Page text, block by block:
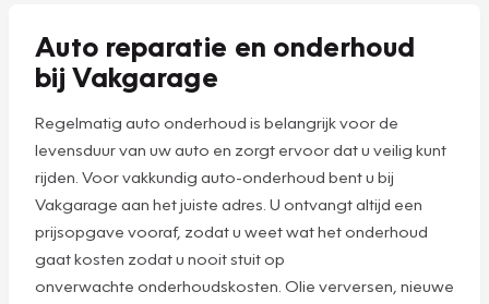
Auto reparatie en onderhoud
bij Vakgarage
Regelmatig auto onderhoud is belangrijk voor de
levensduur van uw auto en zorgt ervoor dat u veilig kunt
rijden. Voor vakkundig auto-onderhoud bent u bij
Vakgarage aan het juiste adres. U ontvangt altijd een
prijsopgave vooraf, zodat u weet wat het onderhoud
gaat kosten zodat u nooit stuit op
onverwachte onderhoudskosten. Olie verversen, nieuwe